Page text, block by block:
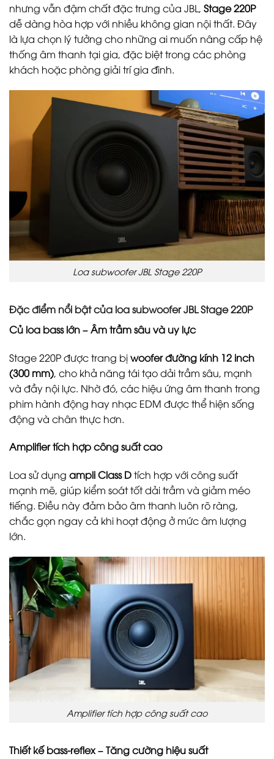
nhưng vẫn đậm chất đặc trưng của JBL, Stage 220P
dễ dàng hòa hợp với nhiều không gian nội thất. Đây
là lựa chọn lý tưởng cho những ai muốn nâng cấp hệ
thống âm thanh tại gia, đặc biệt trong các phòng
khách hoặc phòng giải trí gia đình.
Loa subwoofer JBL Stage 220P
Đặc điểm nổi bật của loa subwoofer JBL Stage 220P
Củ loa bass lớn – Âm trầm sâu và uy lực
Stage 220P được trang bịwoofer đường kính 12 inch
(300 mm), cho khả năng tái tạo dải trầm sâu, mạnh
và đầy nội lực. Nhờ đó, các hiệu ứng âm thanh trong
phim hành động hay nhạc EDM được thể hiện sống
động và chân thực hơn.
Amplifier tích hợp công suất cao
Loa sử dụng ampli Class Dtích hợp với công suất
mạnh mẽ, giúp kiểm soát tốt dải trầm và giảm méo
tiếng. Điều này đảm bảo âm thanh luôn rõ ràng,
chắc gọn ngay cả khi hoạt động ở mức âm lượng
lớn.
Amplifier tích hợp công suất cao
Thiết kế bass-reflex – Tăng cường hiệu suất